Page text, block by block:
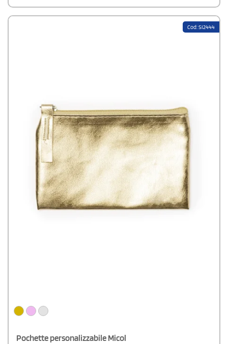
Cod: SI2444
Pochette personalizzabile Micol